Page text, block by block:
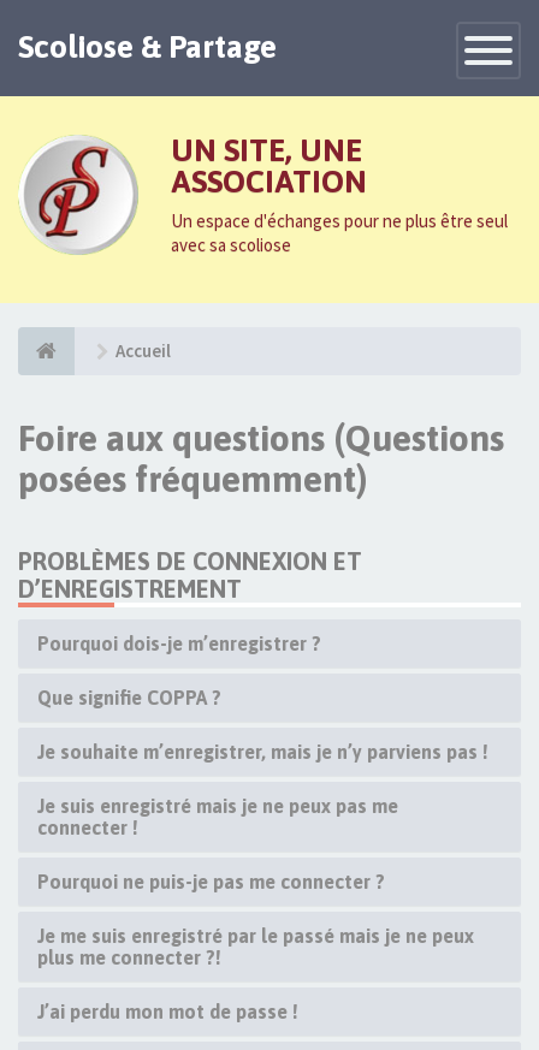
Toggle
Scoliose & Partage
UN SITE, UNE
ASSOCIATION
Un espace d'échanges pour ne plus être seul
avec sa scoliose
Accueil
Foire aux questions (Questions
posées fréquemment)
PROBLÈMES DE CONNEXION ET
D’ENREGISTREMENT
Pourquoi dois-je m’enregistrer ?
Que signifie COPPA ?
Je souhaite m’enregistrer, mais je n’y parviens pas !
Je suis enregistré mais je ne peux pas me
connecter !
Pourquoi ne puis-je pas me connecter ?
Je me suis enregistré par le passé mais je ne peux
plus me connecter ?!
J’ai perdu mon mot de passe !